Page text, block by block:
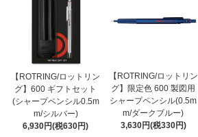
【ROTRING/ロットリン
グ】600 ギフトセット
(シャープペンシル0.5m
m/シルバー)
6,930円(税630円)
【ROTRING/ロットリン
グ】限定色 600 製図用
シャープペンシル(0.5m
m/ダークブルー)
3,630円(税330円)